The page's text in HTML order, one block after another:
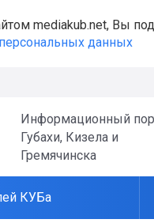
mediakub.net, Вы
данных
Информационный
Губахи, Кизела и
Гремячинска
КУБа